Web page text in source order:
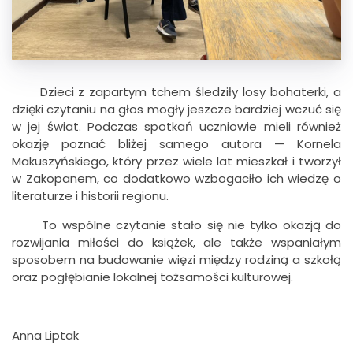
Dzieci z zapartym tchem śledziły losy bohaterki, a
dzięki czytaniu na głos mogły jeszcze bardziej wczuć się
w jej świat. Podczas spotkań uczniowie mieli również
okazję poznać bliżej samego autora — Kornela
Makuszyńskiego, który przez wiele lat mieszkał i tworzył
w Zakopanem, co dodatkowo wzbogaciło ich wiedzę o
literaturze i historii regionu.
To wspólne czytanie stało się nie tylko okazją do
rozwijania miłości do książek, ale także wspaniałym
sposobem na budowanie więzi między rodziną a szkołą
oraz pogłębianie lokalnej tożsamości kulturowej.
Anna Liptak